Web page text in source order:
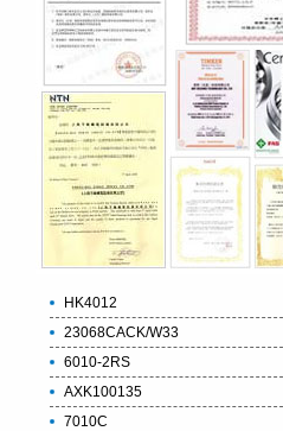
HK4012
23068CACK/W33
6010-2RS
AXK100135
7010C